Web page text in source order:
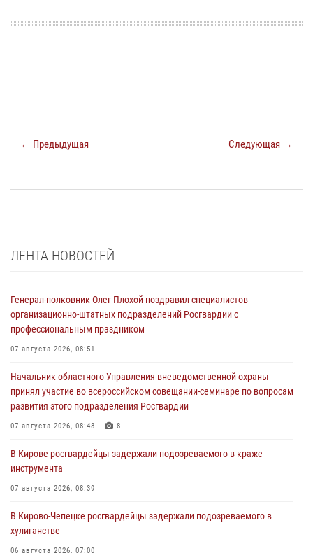
← Предыдущая Следующая →
ЛЕНТА НОВОСТЕЙ
Генерал-полковник Олег Плохой поздравил специалистов
организационно-штатных подразделений Росгвардии с
профессиональным праздником
07 августа 2026, 08:51
Начальник областного Управления вневедомственной охраны
принял участие во всероссийском совещании-семинаре по вопросам
развития этого подразделения Росгвардии
07 августа 2026, 08:48 8
В Кирове росгвардейцы задержали подозреваемого в краже
инструмента
07 августа 2026, 08:39
В Кирово-Чепецке росгвардейцы задержали подозреваемого в
хулиганстве
06 августа 2026, 07:00